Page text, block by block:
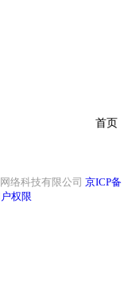
首页
络科技有限公司 京ICP备
权限